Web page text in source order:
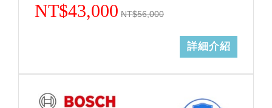
NT$43,000 NT$56,000
詳細介紹